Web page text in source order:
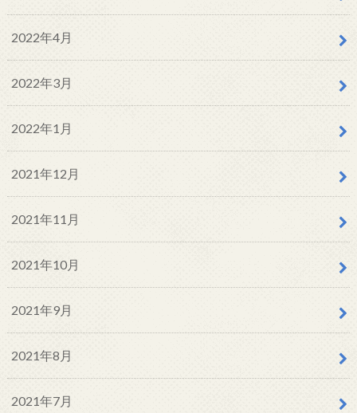
2022年4月
2022年3月
2022年1月
2021年12月
2021年11月
2021年10月
2021年9月
2021年8月
2021年7月